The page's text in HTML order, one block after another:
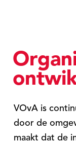
VOvA is
door de
maakt dat de